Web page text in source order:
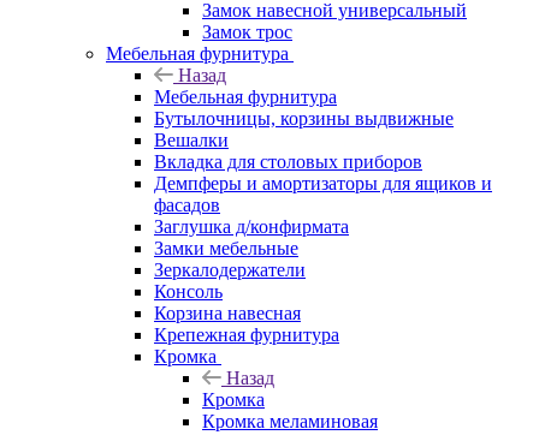
Замок навесной универсальный
Замок трос
Мебельная фурнитура
Назад
Мебельная фурнитура
Бутылочницы, корзины выдвижные
Вешалки
Вкладка для столовых приборов
Демпферы и амортизаторы для ящиков и
фасадов
Заглушка д/конфирмата
Замки мебельные
Зеркалодержатели
Консоль
Корзина навесная
Крепежная фурнитура
Кромка
Назад
Кромка
Кромка меламиновая